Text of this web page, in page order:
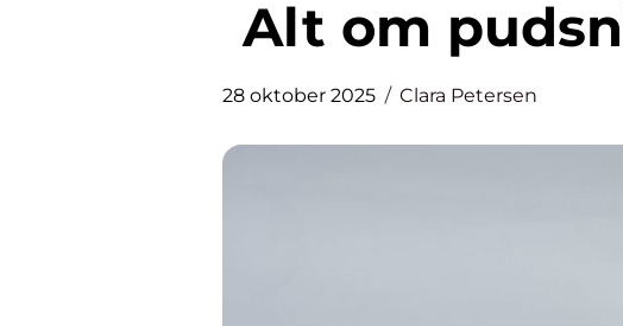
Alt om
28 oktober 2025 Clara Petersen